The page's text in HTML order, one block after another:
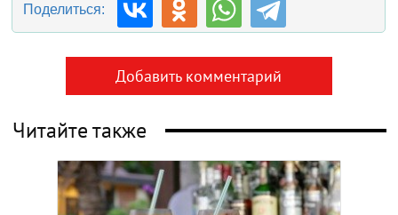
Поделиться:
Добавить комментарий
Читайте также